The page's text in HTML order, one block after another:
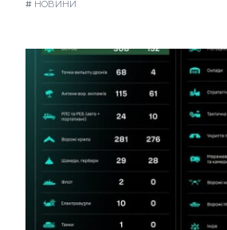
# НОВИНИ